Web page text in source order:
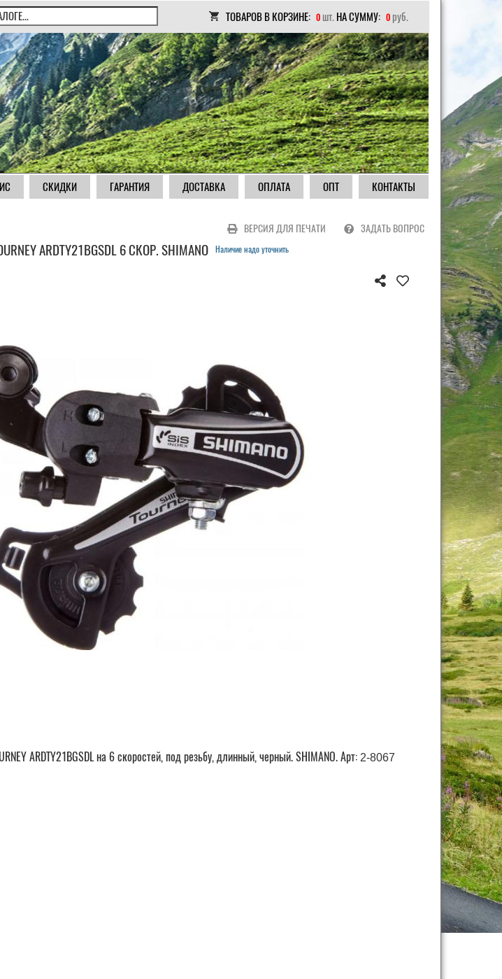
ТОВАРОВ В КОРЗИНЕ: 0 шт. НА СУММУ: 0 руб.
СКИДКИ ГАРАНТИЯ ДОСТАВКА ОПЛАТА ОПТ КОНТАКТЫ
ВЕРСИЯ ДЛЯ ПЕЧАТИ ЗАДАТЬ ВОПРОС
ARDTY21BGSDL 6 СКОР. SHIMANO Наличие надо уточнить
ARDTY21BGSDL на 6 скоростей, под резьбу, длинный, черный. SHIMANO. Арт: 2-8067